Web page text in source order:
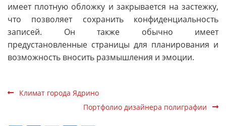
имеет плотную обложку и закрывается на застежку,
что позволяет сохранить конфиденциальность
записей. Он также обычно имеет
предустановленные страницы для планирования и
возможность вносить размышления и эмоции.
Климат города Ядринo
Портфолио дизайнера полиграфии